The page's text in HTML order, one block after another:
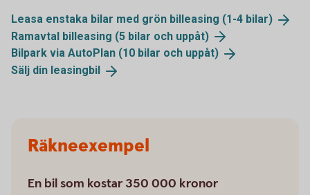
Leasa enstaka bilar med grön billeasing (1-4 bilar)
Ramavtal billeasing (5 bilar och uppåt)
Bilpark via AutoPlan (10 bilar och uppåt)
Sälj din leasingbil
Räkneexempel
En bil som kostar 350 000 kronor